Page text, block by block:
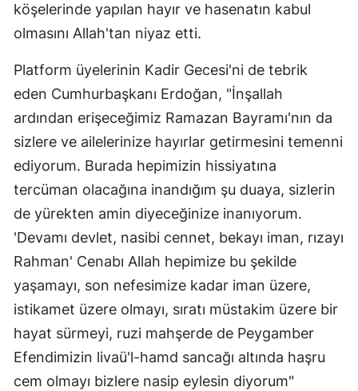
köşelerinde yapılan hayır ve hasenatın kabul
olmasını Allah'tan niyaz etti.
Platform üyelerinin Kadir Gecesi'ni de tebrik
eden Cumhurbaşkanı Erdoğan, "İnşallah
ardından erişeceğimiz Ramazan Bayramı'nın da
sizlere ve ailelerinize hayırlar getirmesini temenni
ediyorum. Burada hepimizin hissiyatına
tercüman olacağına inandığım şu duaya, sizlerin
de yürekten amin diyeceğinize inanıyorum.
'Devamı devlet, nasibi cennet, bekayı iman, rızayı
Rahman' Cenabı Allah hepimize bu şekilde
yaşamayı, son nefesimize kadar iman üzere,
istikamet üzere olmayı, sıratı müstakim üzere bir
hayat sürmeyi, ruzi mahşerde de Peygamber
Efendimizin livaü'l-hamd sancağı altında haşru
cem olmayı bizlere nasip eylesin diyorum"